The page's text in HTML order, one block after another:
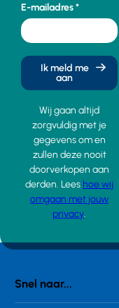
E-mailadres
Ik meld me
aan
Wij gaan altijd
zorgvuldig met je
gegevens om en
zullen deze nooit
doorverkopen aan
derden. Lees hoe wij
omgaan met jouw
privacy.
Snel naar...